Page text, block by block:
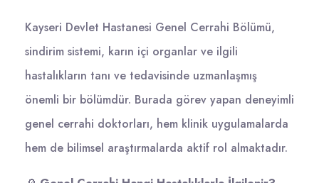
Kayseri Devlet Hastanesi Genel Cerrahi Bölümü,
sindirim sistemi, karın içi organlar ve ilgili
hastalıkların tanı ve tedavisinde uzmanlaşmış
önemli bir bölümdür. Burada görev yapan deneyimli
genel cerrahi doktorları, hem klinik uygulamalarda
hem de bilimsel araştırmalarda aktif rol almaktadır.